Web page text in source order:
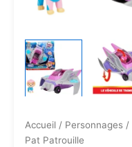
Accueil / Personnages /
Pat Patrouille